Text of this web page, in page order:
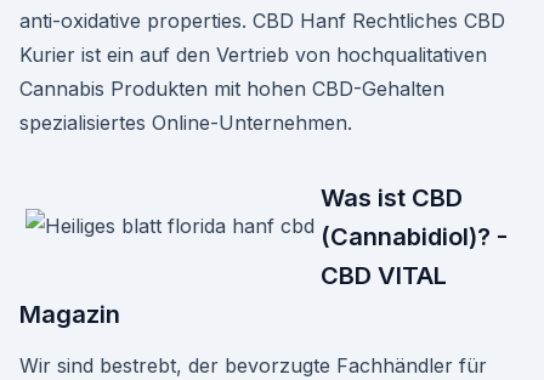
anti-oxidative properties. CBD Hanf Rechtliches CBD
Kurier ist ein auf den Vertrieb von hochqualitativen
Cannabis Produkten mit hohen CBD-Gehalten
spezialisiertes Online-Unternehmen.
Was ist CBD
(Cannabidiol)? -
CBD VITAL
Magazin
Wir sind bestrebt, der bevorzugte Fachhändler für